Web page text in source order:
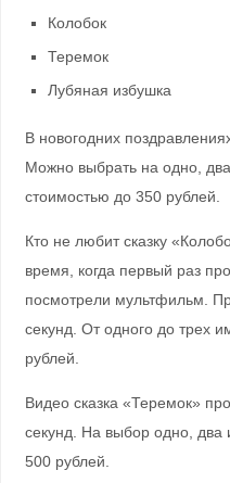
Колобок
Теремок
Лубяная избушка
В новогодних
Можно выбрать на одно,
стоимостью до 350 рублей.
Кто не любит сказку
время, когда первый раз
посмотрели мультфильм.
секунд. От одного до трех
рублей.
Видео сказка «Теремок»
секунд. На выбор одно, два
500 рублей.